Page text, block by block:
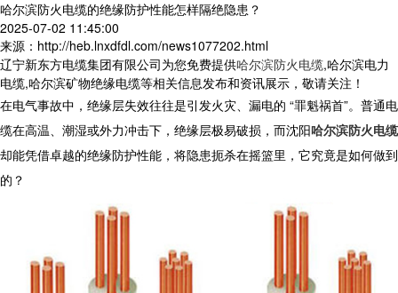
哈尔滨防火电缆的绝缘防护性能怎样隔绝隐患？
2025-07-02 11:45:00
来源：http://heb.lnxdfdl.com/news1077202.html
辽宁新东方电缆集团有限公司为您免费提供哈尔滨防火电缆,哈尔滨电力
电缆,哈尔滨矿物绝缘电缆等相关信息发布和资讯展示，敬请关注！
在电气事故中，绝缘层失效往往是引发火灾、漏电的 “罪魁祸首”。普通电
缆在高温、潮湿或外力冲击下，绝缘层极易破损，而沈阳哈尔滨防火电缆
却能凭借卓越的绝缘防护性能，将隐患扼杀在摇篮里，它究竟是如何做到
的？